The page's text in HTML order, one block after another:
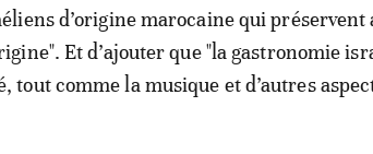
d’origine marocaine qui
Et d’ajouter que "la gastronomie
tout comme la musique et d’autres